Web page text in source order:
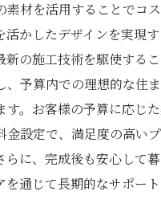
素材を活用することでコ
活かしたデザインを実現
新の施工技術を駆使する
、予算内での理想的な住
す。お客様の予算に応じ
金設定で、満足度の高い
らに、完成後も安心して
を通じて長期的なサポー